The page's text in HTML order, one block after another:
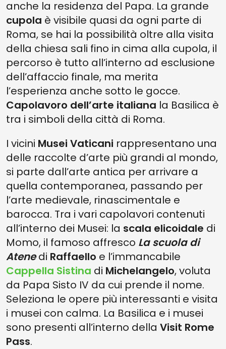
anche la residenza del Papa. La grande
cupola è visibile quasi da ogni parte di
Roma, se hai la possibilità oltre alla visita
della chiesa sali fino in cima alla cupola, il
percorso è tutto all’interno ad esclusione
dell’affaccio finale, ma merita
l’esperienza anche sotto le gocce.
Capolavoro dell’arte italiana la Basilica è
tra i simboli della città di Roma.
I vicini Musei Vaticani rappresentano una
delle raccolte d’arte più grandi al mondo,
si parte dall’arte antica per arrivare a
quella contemporanea, passando per
l’arte medievale, rinascimentale e
barocca. Tra i vari capolavori contenuti
all’interno dei Musei: la scala elicoidale di
Momo, il famoso affresco La scuola di
Atenedi Raffaello e l’immancabile
Cappella Sistina di Michelangelo, voluta
da Papa Sisto IV da cui prende il nome.
Seleziona le opere più interessanti e visita
i musei con calma. La Basilica e i musei
sono presenti all’interno della Visit Rome
Pass.